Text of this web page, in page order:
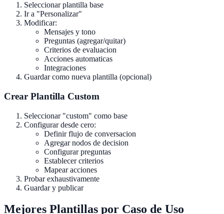
Seleccionar plantilla base
Ir a "Personalizar"
Modificar:
Mensajes y tono
Preguntas (agregar/quitar)
Criterios de evaluacion
Acciones automaticas
Integraciones
Guardar como nueva plantilla (opcional)
Crear Plantilla Custom
Seleccionar "custom" como base
Configurar desde cero:
Definir flujo de conversacion
Agregar nodos de decision
Configurar preguntas
Establecer criterios
Mapear acciones
Probar exhaustivamente
Guardar y publicar
Mejores Plantillas por Caso de Uso